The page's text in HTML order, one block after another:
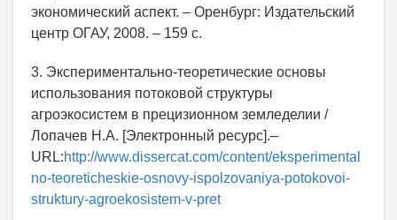
экономический аспект. – Оренбург: Издательский
центр ОГАУ, 2008. – 159 с.
3. Экспериментально-теоретические основы
использования потоковой структуры
агроэкосистем в прецизионном земледелии /
Лопачев Н.А. [Электронный ресурс].–
URL:http://www.dissercat.com/content/eksperimental
no-teoreticheskie-osnovy-ispolzovaniya-potokovoi-
struktury-agroekosistem-v-pret